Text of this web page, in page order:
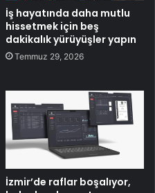
İş hayatında daha mutlu
hissetmek için beş
dakikalık yürüyüşler yapın
Temmuz 29, 2026
İzmir’de raflar boşalıyor,